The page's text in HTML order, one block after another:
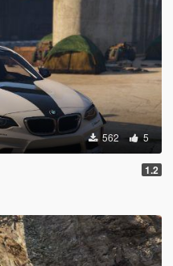
562 5
1.2